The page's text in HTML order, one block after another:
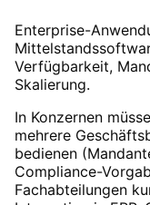
Enterprise-
Verfügbarkeit,
Skalierung.
In Konzernen
mehrere
bedienen
Compliance-
Fachabteilungen